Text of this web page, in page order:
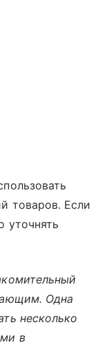
товаров. Если
уточнять
Одна
несколько
в